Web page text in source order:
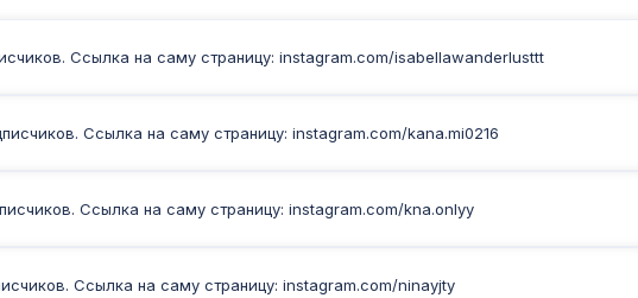
Ссылка на саму страницу: instagram.com/isabellawanderlusttt
Ссылка на саму страницу: instagram.com/kana.mi0216
Ссылка на саму страницу: instagram.com/kna.onlyy
Ссылка на саму страницу: instagram.com/ninayjty